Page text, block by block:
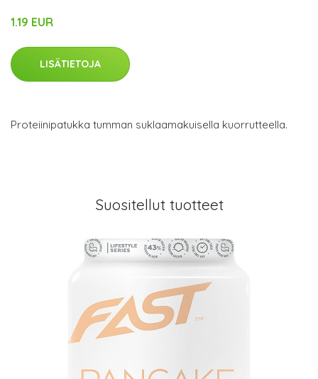
1.19 EUR
LISÄTIETOJA
Proteiinipatukka tumman suklaamakuisella kuorrutteella.
Suositellut tuotteet